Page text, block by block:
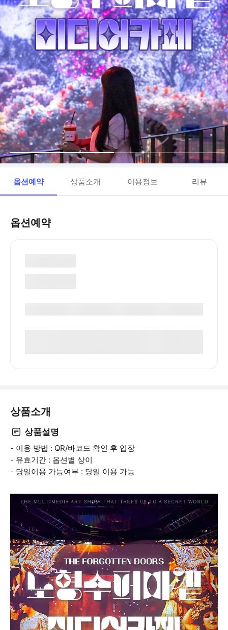
옵션예약 상품소개 이용정보 리뷰
옵션예약
상품소개
상품설명
- 이용 방법 : QR/바코드 확인 후 입장
- 유효기간 : 옵션별 상이
- 당일이용 가능여부 : 당일 이용 가능